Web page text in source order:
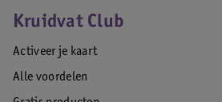
Kruidvat Club
Activeer je kaart
Alle voordelen